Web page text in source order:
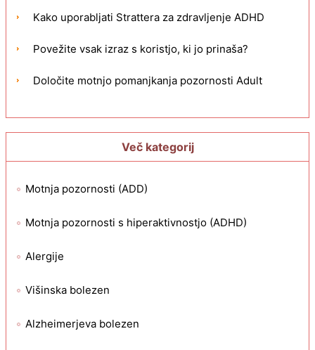
Kako uporabljati Strattera za zdravljenje ADHD
Povežite vsak izraz s koristjo, ki jo prinaša?
Določite motnjo pomanjkanja pozornosti Adult
Več kategorij
Motnja pozornosti (ADD)
Motnja pozornosti s hiperaktivnostjo (ADHD)
Alergije
Višinska bolezen
Alzheimerjeva bolezen